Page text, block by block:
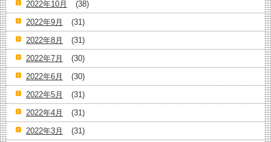
2022年10月
(38)
2022年9月
(31)
2022年8月
(31)
2022年7月
(30)
2022年6月
(30)
2022年5月
(31)
2022年4月
(31)
2022年3月
(31)